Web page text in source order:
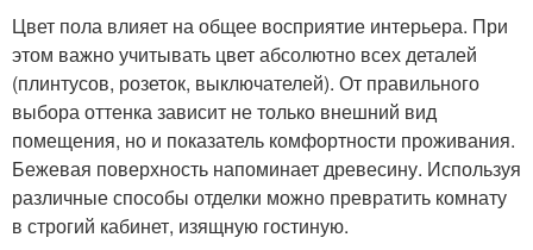
Цвет пола влияет на общее восприятие интерьера. При
этом важно учитывать цвет абсолютно всех деталей
(плинтусов, розеток, выключателей). От правильного
выбора оттенка зависит не только внешний вид
помещения, но и показатель комфортности проживания.
Бежевая поверхность напоминает древесину. Используя
различные способы отделки можно превратить комнату
в строгий кабинет, изящную гостиную.